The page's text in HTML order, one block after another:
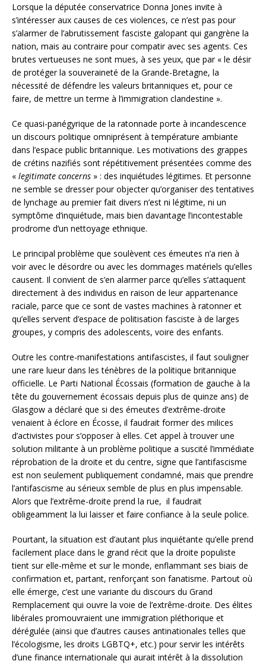
Lorsque la députée conservatrice Donna Jones invite à
s’intéresser aux causes de ces violences, ce n’est pas pour
s’alarmer de l’abrutissement fasciste galopant qui gangrène la
nation, mais au contraire pour compatir avec ses agents. Ces
brutes vertueuses ne sont mues, à ses yeux, que par « le désir
de protéger la souveraineté de la Grande-Bretagne, la
nécessité de défendre les valeurs britanniques et, pour ce
faire, de mettre un terme à l’immigration clandestine ».
Ce quasi-panégyrique de la ratonnade porte à incandescence
un discours politique omniprésent à température ambiante
dans l’espace public britannique. Les motivations des grappes
de crétins nazifiés sont répétitivement présentées comme des
« legitimate concerns » : des inquiétudes légitimes. Et personne
ne semble se dresser pour objecter qu’organiser des tentatives
de lynchage au premier fait divers n’est ni légitime, ni un
symptôme d’inquiétude, mais bien davantage l’incontestable
prodrome d’un nettoyage ethnique.
Le principal problème que soulèvent ces émeutes n’a rien à
voir avec le désordre ou avec les dommages matériels qu’elles
causent. Il convient de s’en alarmer parce qu’elles s’attaquent
directement à des individus en raison de leur appartenance
raciale, parce que ce sont de vastes machines à ratonner et
qu’elles servent d’espace de politisation fasciste à de larges
groupes, y compris des adolescents, voire des enfants.
Outre les contre-manifestations antifascistes, il faut souligner
une rare lueur dans les ténèbres de la politique britannique
officielle. Le Parti National Écossais (formation de gauche à la
tête du gouvernement écossais depuis plus de quinze ans) de
Glasgow a déclaré que si des émeutes d’extrême-droite
venaient à éclore en Écosse, il faudrait former des milices
d’activistes pour s’opposer à elles. Cet appel à trouver une
solution militante à un problème politique a suscité l’immédiate
réprobation de la droite et du centre, signe que l’antifascisme
est non seulement publiquement condamné, mais que prendre
l’antifascisme au sérieux semble de plus en plus impensable.
Alors que l’extrême-droite prend la rue, il faudrait
obligeamment la lui laisser et faire confiance à la seule police.
Pourtant, la situation est d’autant plus inquiétante qu’elle prend
facilement place dans le grand récit que la droite populiste
tient sur elle-même et sur le monde, enflammant ses biais de
confirmation et, partant, renforçant son fanatisme. Partout où
elle émerge, c’est une variante du discours du Grand
Remplacement qui ouvre la voie de l’extrême-droite. Des élites
libérales promouvraient une immigration pléthorique et
dérégulée (ainsi que d’autres causes antinationales telles que
l’écologisme, les droits LGBTQ+, etc.) pour servir les intérêts
d’une finance internationale qui aurait intérêt à la dissolution